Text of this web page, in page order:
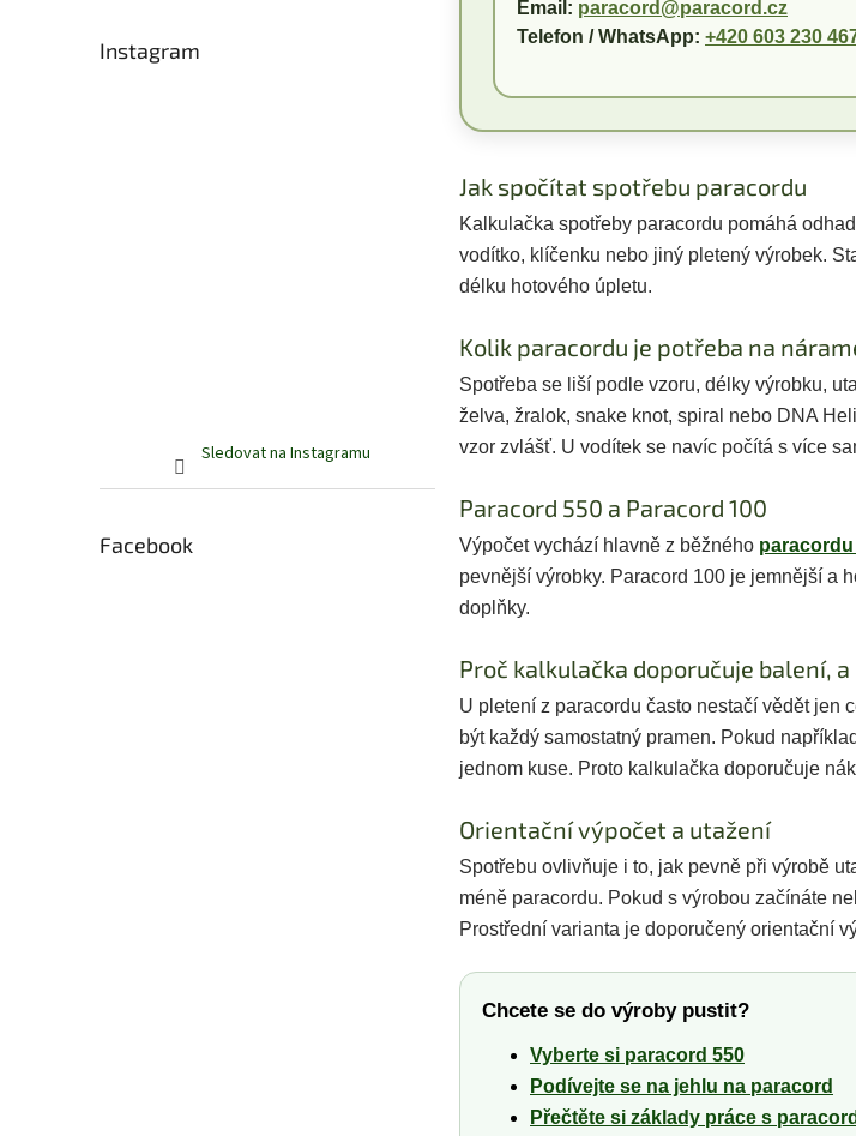
Instagram
Sledovat na Instagramu
Facebook
Email: paracord@paracord.cz
Telefon / WhatsApp: +420 603 230
Jak spočítat spotřebu paracordu
Kalkulačka spotřeby paracordu pomáhá
vodítko, klíčenku nebo jiný pletený výrobek.
délku hotového úpletu.
Kolik paracordu je potřeba na
Spotřeba se liší podle vzoru, délky výrobku,
želva, žralok, snake knot, spiral nebo DNA
vzor zvlášť. U vodítek se navíc počítá s více
Paracord 550 a Paracord 100
Výpočet vychází hlavně z běžného paracordu
pevnější výrobky. Paracord 100 je jemnější a
doplňky.
Proč kalkulačka doporučuje balení,
U pletení z paracordu často nestačí vědět jen
být každý samostatný pramen. Pokud
jednom kuse. Proto kalkulačka doporučuje
Orientační výpočet a utažení
Spotřebu ovlivňuje i to, jak pevně při výrobě
méně paracordu. Pokud s výrobou začínáte
Prostřední varianta je doporučený orientační
Chcete se do výroby pustit?
Vyberte si paracord 550
Podívejte se na jehlu na paracord
Přečtěte si základy práce s